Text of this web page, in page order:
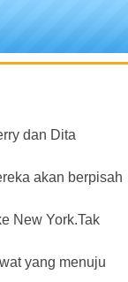
dan Dita
akan berpisah
New York.Tak
yang menuju